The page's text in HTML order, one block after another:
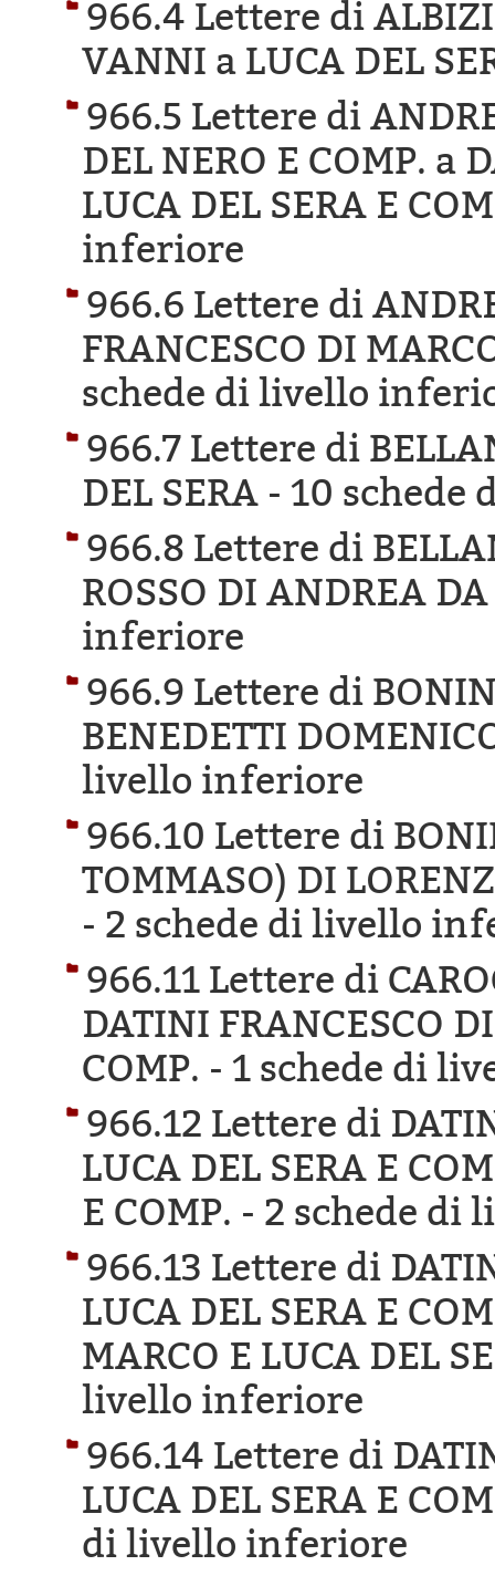
966.4 Lettere di
VANNI a LUCA DEL
966.5 Lettere di
DEL NERO E COMP. a
LUCA DEL SERA E
inferiore
966.6 Lettere di
FRANCESCO DI
schede di livello
966.7 Lettere di
DEL SERA - 10 schede
966.8 Lettere di
ROSSO DI ANDREA
inferiore
966.9 Lettere di
BENEDETTI
livello inferiore
966.10 Lettere di
TOMMASO) DI
- 2 schede di livello
966.11 Lettere di
DATINI FRANCESCO
COMP. - 1 schede di
966.12 Lettere di
LUCA DEL SERA E
E COMP. - 2 schede di
966.13 Lettere di
LUCA DEL SERA E
MARCO E LUCA DEL
livello inferiore
966.14 Lettere di
LUCA DEL SERA E
di livello inferiore